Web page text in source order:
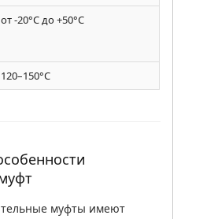
от -20°C до +50°C
120–150°C
муфты имеют